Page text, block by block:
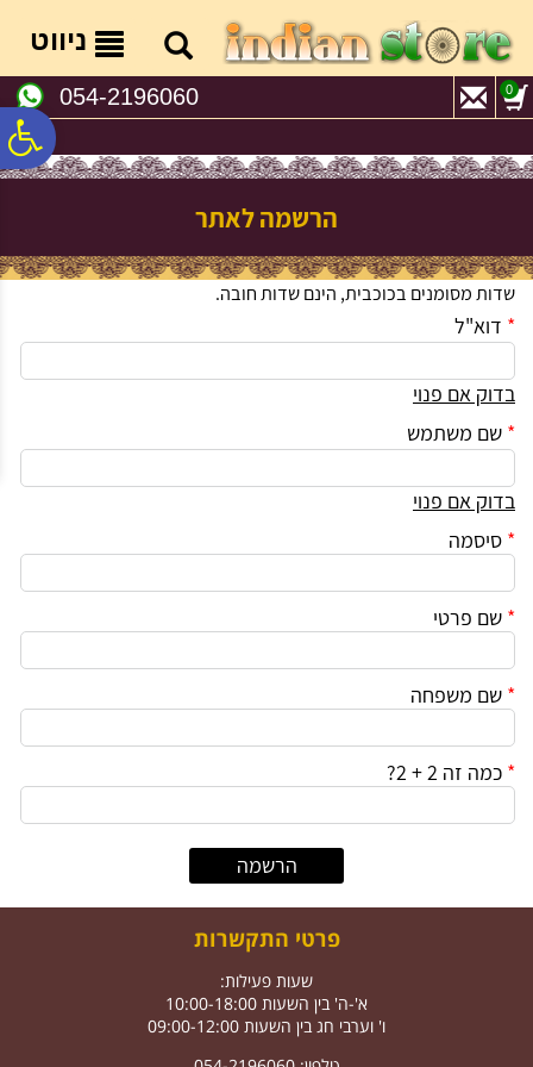
נגישות
אתר
המרכזי
ניווט
054-2196060 0
הרשמה לאתר
שדות מסומנים בכוכבית, הינם שדות חובה.
* דוא"ל
בדוק אם פנוי
* שם משתמש
בדוק אם פנוי
* סיסמה
* שם פרטי
* שם משפחה
* כמה זה 2 + 2?
פרטי התקשרות
שעות פעילות:
א'-ה' בין השעות 10:00-18:00
ו' וערבי חג בין השעות 09:00-12:00